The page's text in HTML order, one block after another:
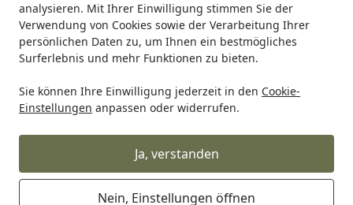
analysieren. Mit Ihrer Einwilligung stimmen Sie der
Verwendung von Cookies sowie der Verarbeitung Ihrer
persönlichen Daten zu, um Ihnen ein bestmögliches
Surferlebnis und mehr Funktionen zu bieten.
Sie können Ihre Einwilligung jederzeit in den Cookie-
Einstellungen anpassen oder widerrufen.
Ja, verstanden
Nein, Einstellungen öffnen
Karibu Pools inkl. gratis Sandfilteranlage & Pool-
Starterset (Gesamtwert bis 468,99€)
Startseite
Milwaukee Milwaukee Kabelgeführte Geräte Milwaukee
Milwaukee M18BLCS66-0X AKKU-
KREISSAEGE 4933464589
(1 Bewertung)